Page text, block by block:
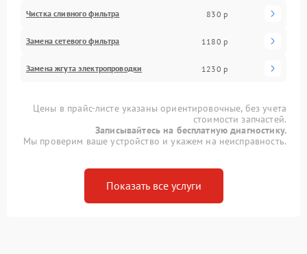
Чистка сливного фильтра 830 р
Замена сетевого фильтра 1180 р
Замена жгута электропроводки 1230 р
Цены в прайс-листе указаны ориентировочные, без учета
стоимости запчастей.
Записывайтесь на бесплатную диагностику.
Мы проверим ваше устройство и укажем на неисправность.
Показать все услуги